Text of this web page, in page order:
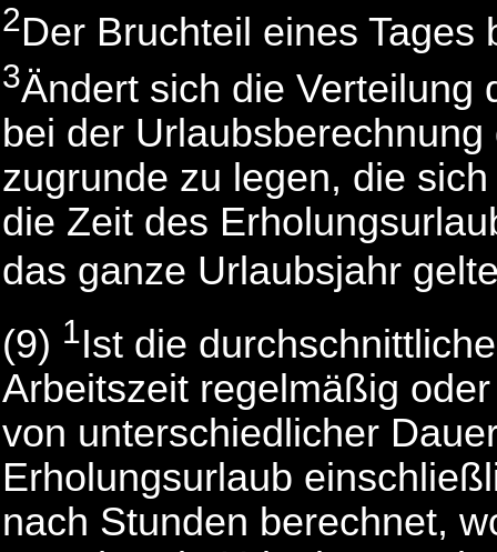
2Der Bruchteil eines
3Ändert sich die Verteilung
bei der
zugrunde zu legen, die
die Zeit des
das ganze Urlaubsjahr
(9) 1Ist die
Arbeitszeit regelmäßig
von unterschiedlicher
Erholungsurlaub
nach Stunden berechnet,